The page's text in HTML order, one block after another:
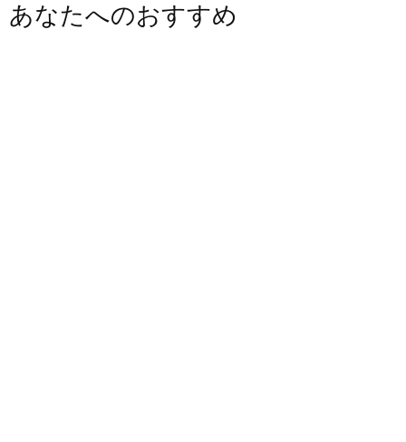
あなたへのおすすめ